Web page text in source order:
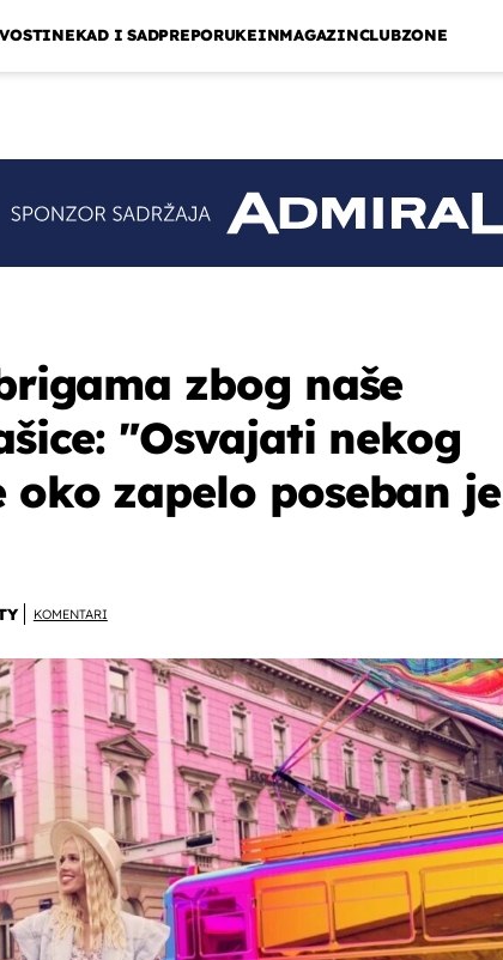
NEKAD I SADPREPORUKEINMAGAZINCLUBZONE
zbog naše
"Osvajati nekog
zapelo poseban je
KOMENTARI